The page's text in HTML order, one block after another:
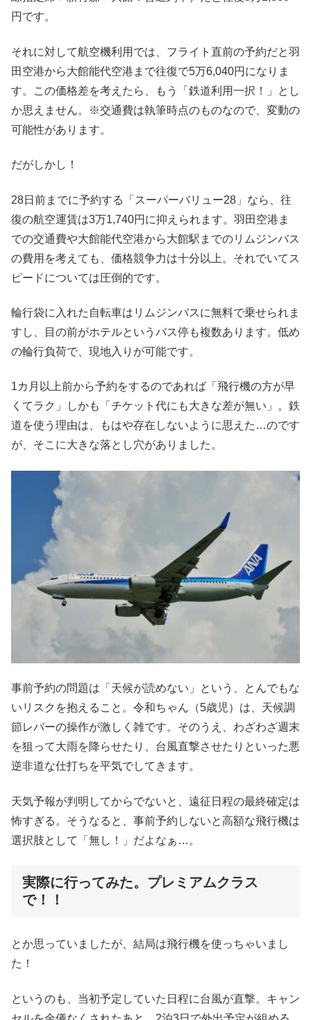
円です。
それに対して航空機利用では、フライト直前の予約だと羽
田空港から大館能代空港まで往復で5万6,040円になりま
す。この価格差を考えたら、もう「鉄道利用一択！」とし
か思えません。※交通費は執筆時点のものなので、変動の
可能性があります。
だがしかし！
28日前までに予約する「スーパーバリュー28」なら、往
復の航空運賃は3万1,740円に抑えられます。羽田空港ま
での交通費や大館能代空港から大館駅までのリムジンバス
の費用を考えても、価格競争力は十分以上。それでいてス
ピードについては圧倒的です。
輪行袋に入れた自転車はリムジンバスに無料で乗せられま
すし、目の前がホテルというバス停も複数あります。低め
の輪行負荷で、現地入りが可能です。
1カ月以上前から予約をするのであれば「飛行機の方が早
くてラク」しかも「チケット代にも大きな差が無い」。鉄
道を使う理由は、もはや存在しないように思えた…のです
が、そこに大きな落とし穴がありました。
事前予約の問題は「天候が読めない」という、とんでもな
いリスクを抱えること。令和ちゃん（5歳児）は、天候調
節レバーの操作が激しく雑です。そのうえ、わざわざ週末
を狙って大雨を降らせたり、台風直撃させたりといった悪
逆非道な仕打ちを平気でしてきます。
天気予報が判明してからでないと、遠征日程の最終確定は
怖すぎる。そうなると、事前予約しないと高額な飛行機は
選択肢として「無し！」だよなぁ…。
実際に行ってみた。プレミアムクラス
で！！
とか思っていましたが、結局は飛行機を使っちゃいまし
た！
というのも、当初予定していた日程に台風が直撃。キャン